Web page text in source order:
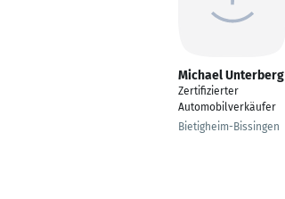
Michael Unterberg
Zertifizierter
Automobilverkäufer
Bietigheim-Bissingen